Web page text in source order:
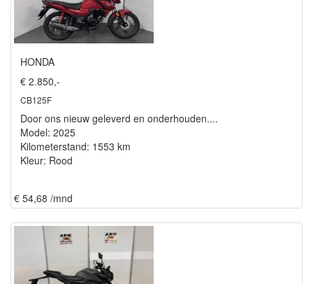
HONDA
€ 2.850,-
CB125F
Door ons nieuw geleverd en onderhouden....
Model: 2025
Kilometerstand: 1553 km
Kleur: Rood
€ 54,68 /mnd